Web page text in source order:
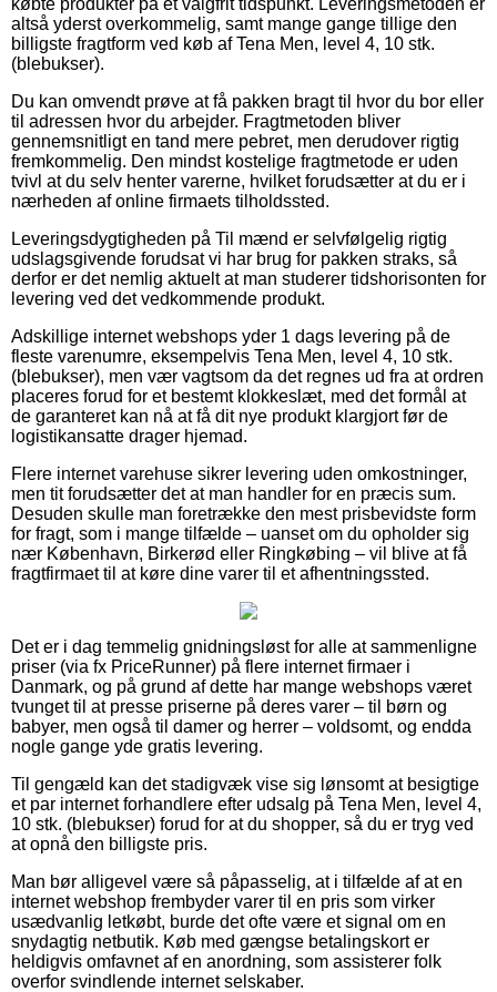
altså yderst overkommelig, samt mange gange tillige den
billigste fragtform ved køb af Tena Men, level 4, 10 stk.
(blebukser).
Du kan omvendt prøve at få pakken bragt til hvor du bor eller
til adressen hvor du arbejder. Fragtmetoden bliver
gennemsnitligt en tand mere pebret, men derudover rigtig
fremkommelig. Den mindst kostelige fragtmetode er uden
tvivl at du selv henter varerne, hvilket forudsætter at du er i
nærheden af online firmaets tilholdssted.
Leveringsdygtigheden på Til mænd er selvfølgelig rigtig
udslagsgivende forudsat vi har brug for pakken straks, så
derfor er det nemlig aktuelt at man studerer tidshorisonten for
levering ved det vedkommende produkt.
Adskillige internet webshops yder 1 dags levering på de
fleste varenumre, eksempelvis Tena Men, level 4, 10 stk.
(blebukser), men vær vagtsom da det regnes ud fra at ordren
placeres forud for et bestemt klokkeslæt, med det formål at
de garanteret kan nå at få dit nye produkt klargjort før de
logistikansatte drager hjemad.
Flere internet varehuse sikrer levering uden omkostninger,
men tit forudsætter det at man handler for en præcis sum.
Desuden skulle man foretrække den mest prisbevidste form
for fragt, som i mange tilfælde – uanset om du opholder sig
nær København, Birkerød eller Ringkøbing – vil blive at få
fragtfirmaet til at køre dine varer til et afhentningssted.
Det er i dag temmelig gnidningsløst for alle at sammenligne
priser (via fx PriceRunner) på flere internet firmaer i
Danmark, og på grund af dette har mange webshops været
tvunget til at presse priserne på deres varer – til børn og
babyer, men også til damer og herrer – voldsomt, og endda
nogle gange yde gratis levering.
Til gengæld kan det stadigvæk vise sig lønsomt at besigtige
et par internet forhandlere efter udsalg på Tena Men, level 4,
10 stk. (blebukser) forud for at du shopper, så du er tryg ved
at opnå den billigste pris.
Man bør alligevel være så påpasselig, at i tilfælde af at en
internet webshop frembyder varer til en pris som virker
usædvanlig letkøbt, burde det ofte være et signal om en
snydagtig netbutik. Køb med gængse betalingskort er
heldigvis omfavnet af en anordning, som assisterer folk
overfor svindlende internet selskaber.